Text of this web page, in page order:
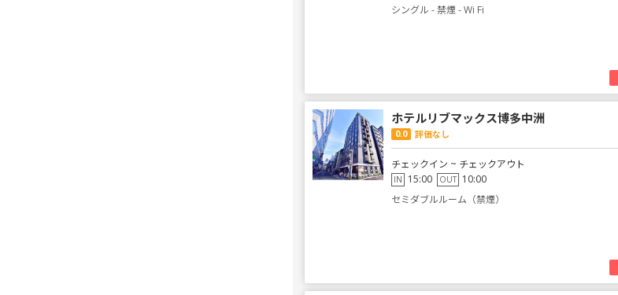
シングル - 禁煙 - Wi Fi
ホテルリブマックス博多中洲
0.0 評価なし
チェックイン ~ チェックアウト
IN 15:00 OUT 10:00
セミダブルルーム（禁煙）